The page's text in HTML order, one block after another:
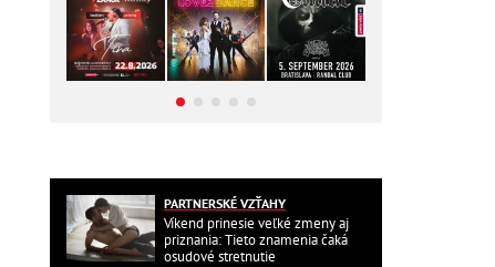
PARTNERSKÉ VZŤAHY
Víkend prinesie veľké zmeny aj
priznania: Tieto znamenia čaká
osudové stretnutie